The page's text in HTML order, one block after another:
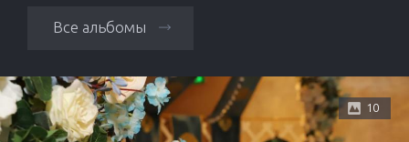
Все альбомы
10